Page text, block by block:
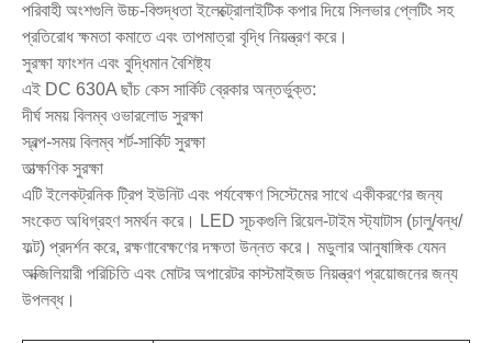
পরিবাহী অংশগুলি উচ্চ-বিশুদ্ধতা ইলেক্ট্রোলাইটিক কপার দিয়ে সিলভার প্লেটিং সহ
প্রতিরোধ ক্ষমতা কমাতে এবং তাপমাত্রা বৃদ্ধি নিয়ন্ত্রণ করে।
সুরক্ষা ফাংশন এবং বুদ্ধিমান বৈশিষ্ট্য
এই DC 630A ছাঁচ কেস সার্কিট ব্রেকার অন্তর্ভুক্ত:
দীর্ঘ সময় বিলম্ব ওভারলোড সুরক্ষা
স্বল্প-সময় বিলম্ব শর্ট-সার্কিট সুরক্ষা
তাত্ক্ষণিক সুরক্ষা
এটি ইলেকট্রনিক ট্রিপ ইউনিট এবং পর্যবেক্ষণ সিস্টেমের সাথে একীকরণের জন্য
সংকেত অধিগ্রহণ সমর্থন করে। LED সূচকগুলি রিয়েল-টাইম স্ট্যাটাস (চালু/বন্ধ/
ফল্ট) প্রদর্শন করে, রক্ষণাবেক্ষণের দক্ষতা উন্নত করে। মডুলার আনুষাঙ্গিক যেমন
অক্জিলিয়ারী পরিচিতি এবং মোটর অপারেটর কাস্টমাইজড নিয়ন্ত্রণ প্রয়োজনের জন্য
উপলব্ধ।